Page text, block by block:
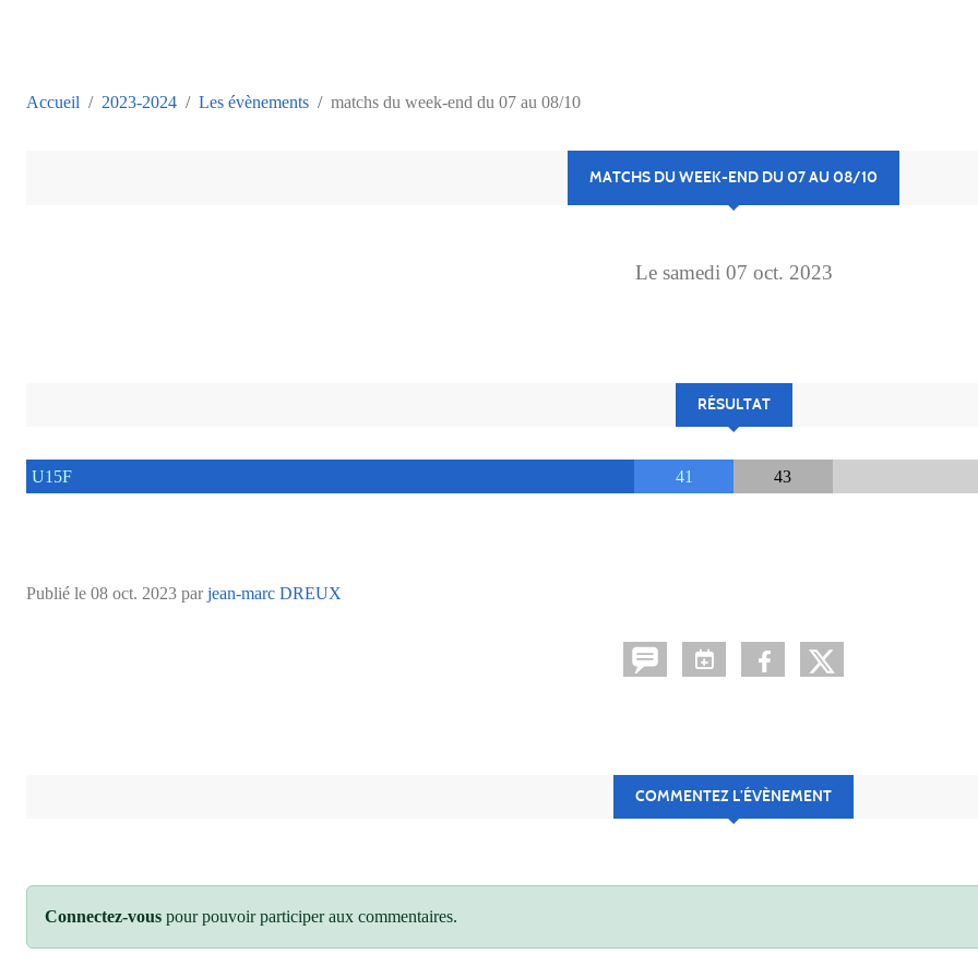
Accueil 2023-2024 Les évènements matchs du week-end du 07 au 08/10
MATCHS DU WEEK-END DU 07 AU 08/10
Le samedi 07 oct. 2023
RÉSULTAT
U15F 41 43
Publié le 08 oct. 2023 parjean-marc DREUX
COMMENTEZ L’ÉVÈNEMENT
Connectez-vous pour pouvoir participer aux commentaires.